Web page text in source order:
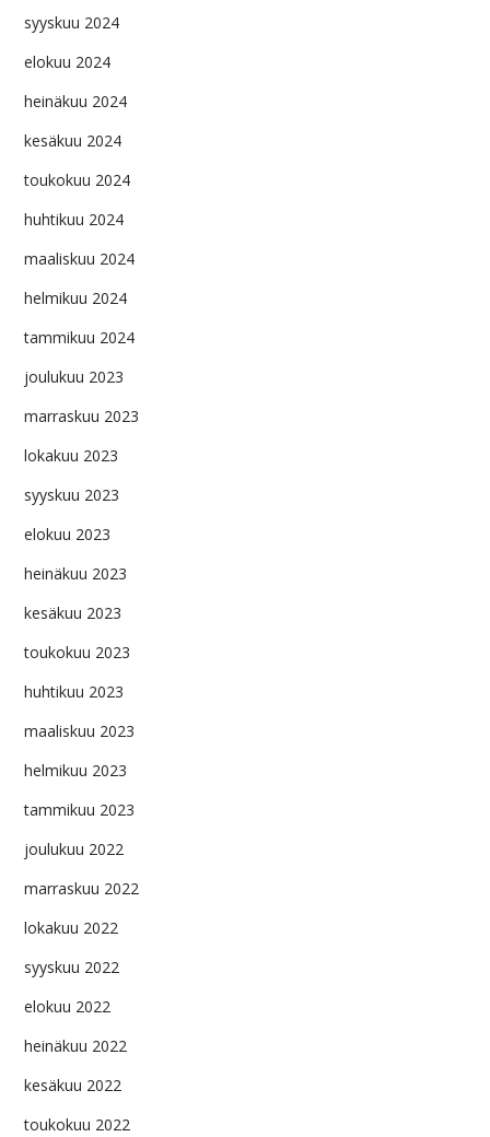
syyskuu 2024
elokuu 2024
heinäkuu 2024
kesäkuu 2024
toukokuu 2024
huhtikuu 2024
maaliskuu 2024
helmikuu 2024
tammikuu 2024
joulukuu 2023
marraskuu 2023
lokakuu 2023
syyskuu 2023
elokuu 2023
heinäkuu 2023
kesäkuu 2023
toukokuu 2023
huhtikuu 2023
maaliskuu 2023
helmikuu 2023
tammikuu 2023
joulukuu 2022
marraskuu 2022
lokakuu 2022
syyskuu 2022
elokuu 2022
heinäkuu 2022
kesäkuu 2022
toukokuu 2022